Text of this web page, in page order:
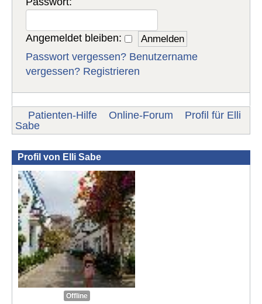
Angemeldet bleiben:
Passwort vergessen? Benutzername
vergessen? Registrieren
Patienten-Hilfe Online-Forum
Profil für Elli
Sabe
Profil von Elli Sabe
Offline